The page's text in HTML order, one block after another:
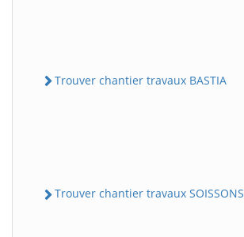
Trouver chantier travaux BASTIA
Trouver chantier travaux SOISSONS